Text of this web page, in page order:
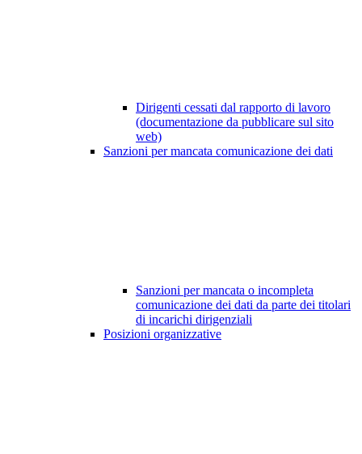
Dirigenti cessati dal rapporto di lavoro
(documentazione da pubblicare sul sito
web)
Sanzioni per mancata comunicazione dei dati
Sanzioni per mancata o incompleta
comunicazione dei dati da parte dei titolari
di incarichi dirigenziali
Posizioni organizzative